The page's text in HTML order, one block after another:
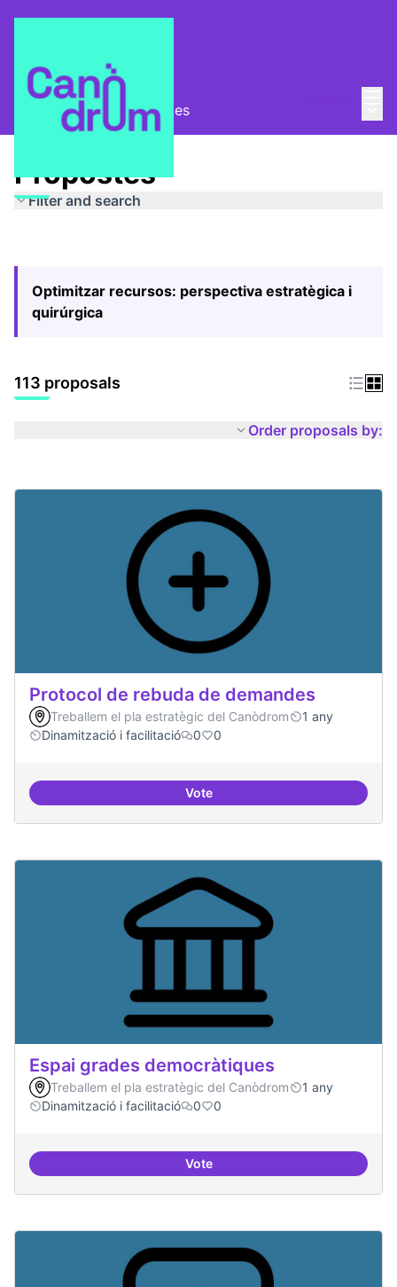
Pla Estratègic Propostes
Propostes
Filter and search
Optimitzar recursos: perspectiva estratègica i
quirúrgica
113 proposals
Order proposals by:
Protocol de rebuda de demandes
Treballem el pla estratègic del Canòdrom
1 any
Dinamització i facilitació
0 0
VoteProtocol de rebuda de demandes
Espai grades democràtiques
Treballem el pla estratègic del Canòdrom
1 any
Dinamització i facilitació
0 0
VoteEspai grades democràtiques